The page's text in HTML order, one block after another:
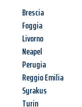
Brescia
Foggia
Livorno
Neapel
Perugia
Reggio Emilia
Syrakus
Turin